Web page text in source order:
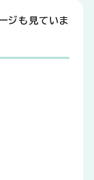
ジも見ていま